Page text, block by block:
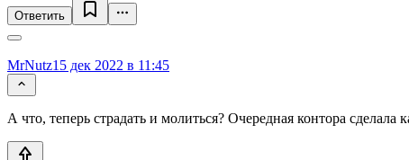
Ответить
MrNutz15 дек 2022 в 11:45
А что, теперь страдать и молиться? Очередная контора сделала